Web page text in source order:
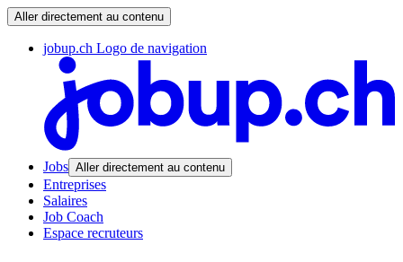
Aller directement au contenu
jobup.ch Logo de navigation
Jobs Aller directement au contenu
Entreprises
Salaires
Job Coach
Espace recruteurs